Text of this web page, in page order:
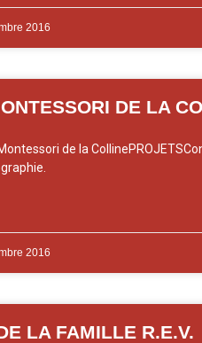
2016
DE LA
de la
2016
LA FAMILLE R.E.V.